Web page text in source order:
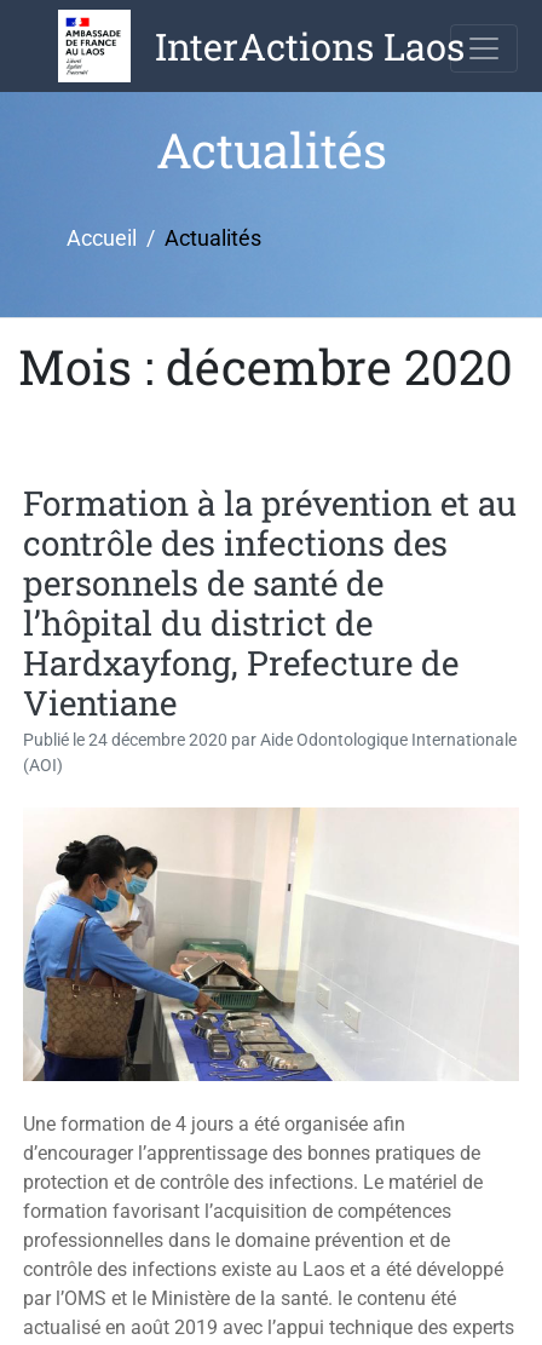
contenu
InterActions Laos
Actualités
Accueil Actualités
Mois : décembre 2020
Formation à la prévention et au
contrôle des infections des
personnels de santé de
l’hôpital du district de
Hardxayfong, Prefecture de
Vientiane
Publié le24 décembre 2020 parAide Odontologique Internationale
(AOI)
Une formation de 4 jours a été organisée afin
d’encourager l’apprentissage des bonnes pratiques de
protection et de contrôle des infections. Le matériel de
formation favorisant l’acquisition de compétences
professionnelles dans le domaine prévention et de
contrôle des infections existe au Laos et a été développé
par l’OMS et le Ministère de la santé. le contenu été
actualisé en août 2019 avec l’appui technique des experts